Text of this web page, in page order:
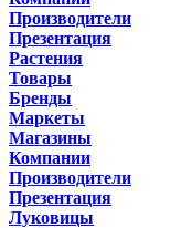
Производители
Презентация
Растения
Товары
Бренды
Маркеты
Магазины
Компании
Производители
Презентация
Луковицы